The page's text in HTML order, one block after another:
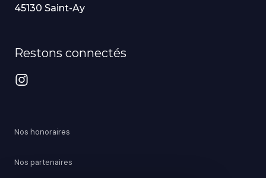
45130 Saint-Ay
Restons connectés
Nos honoraires
Nos partenaires